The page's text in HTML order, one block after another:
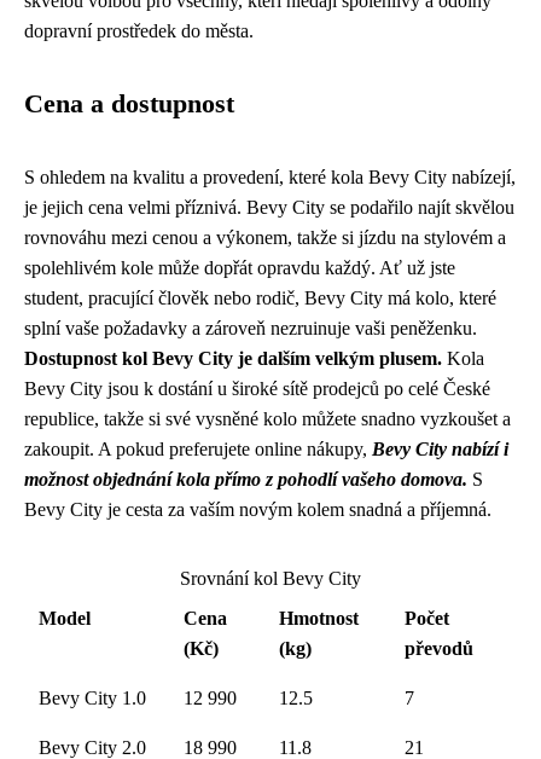
dopravní prostředek do města.
Cena a dostupnost
S ohledem na kvalitu a provedení, které kola Bevy City nabízejí,
je jejich cena velmi příznivá. Bevy City se podařilo najít skvělou
rovnováhu mezi cenou a výkonem, takže si jízdu na stylovém a
spolehlivém kole může dopřát opravdu každý. Ať už jste
student, pracující člověk nebo rodič, Bevy City má kolo, které
splní vaše požadavky a zároveň nezruinuje vaši peněženku.
Dostupnost kol Bevy City je dalším velkým plusem. Kola
Bevy City jsou k dostání u široké sítě prodejců po celé České
republice, takže si své vysněné kolo můžete snadno vyzkoušet a
zakoupit. A pokud preferujete online nákupy, Bevy City nabízí i
možnost objednání kola přímo z pohodlí vašeho domova. S
Bevy City je cesta za vaším novým kolem snadná a příjemná.
Srovnání kol Bevy City
Model
Cena
(Kč)
Hmotnost
(kg)
Počet
převodů
Bevy City 1.0 12 990 12.5 7
Bevy City 2.0 18 990 11.8 21